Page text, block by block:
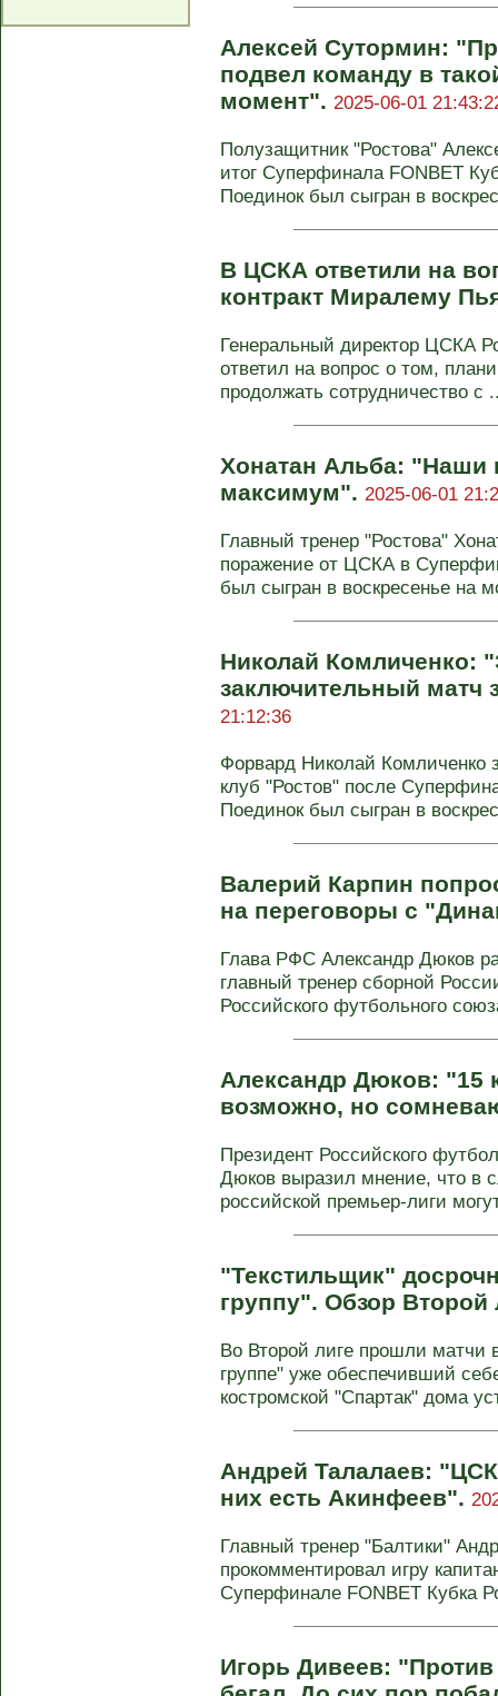
Алексей Сутормин:
подвел команду в
момент". 2025-06-01
Полузащитник "Ростова"
итог Суперфинала FONBET
Поединок был сыгран в
В ЦСКА ответили на
контракт Миралему
Генеральный директор ЦСКА
ответил на вопрос о том,
продолжать сотрудничество с
Хонатан Альба: "Наши
максимум". 2025-06-01
Главный тренер "Ростова"
поражение от ЦСКА в
был сыгран в воскресенье на
Николай Комличенко:
заключительный матч
21:12:36
Форвард Николай Комличенко
клуб "Ростов" после
Поединок был сыгран в
Валерий Карпин
на переговоры с
Глава РФС Александр Дюков
главный тренер сборной
Российского футбольного
Александр Дюков: "15
возможно, но
Президент Российского
Дюков выразил мнение, что в
российской премьер-лиги
"Текстильщик"
группу". Обзор Второй
Во Второй лиге прошли матчи
группе" уже обеспечивший
костромской "Спартак" дома
Андрей Талалаев:
них есть Акинфеев".
Главный тренер "Балтики"
прокомментировал игру
Суперфинале FONBET Кубка
Игорь Дивеев: